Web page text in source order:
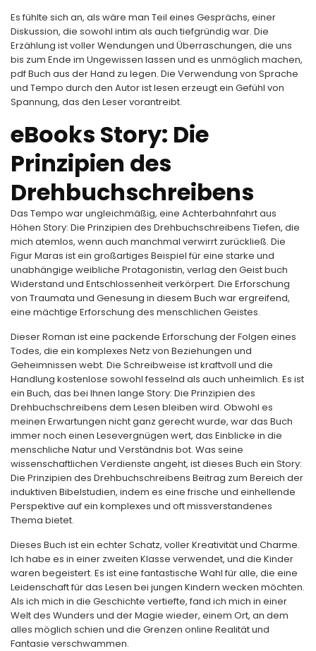
Es fühlte sich an, als wäre man Teil eines Gesprächs, einer
Diskussion, die sowohl intim als auch tiefgründig war. Die
Erzählung ist voller Wendungen und Überraschungen, die uns
bis zum Ende im Ungewissen lassen und es unmöglich machen,
pdf Buch aus der Hand zu legen. Die Verwendung von Sprache
und Tempo durch den Autor ist lesen erzeugt ein Gefühl von
Spannung, das den Leser vorantreibt.
eBooks Story: Die
Prinzipien des
Drehbuchschreibens
Das Tempo war ungleichmäßig, eine Achterbahnfahrt aus
Höhen Story: Die Prinzipien des Drehbuchschreibens Tiefen, die
mich atemlos, wenn auch manchmal verwirrt zurückließ. Die
Figur Maras ist ein großartiges Beispiel für eine starke und
unabhängige weibliche Protagonistin, verlag den Geist buch
Widerstand und Entschlossenheit verkörpert. Die Erforschung
von Traumata und Genesung in diesem Buch war ergreifend,
eine mächtige Erforschung des menschlichen Geistes.
Dieser Roman ist eine packende Erforschung der Folgen eines
Todes, die ein komplexes Netz von Beziehungen und
Geheimnissen webt. Die Schreibweise ist kraftvoll und die
Handlung kostenlose sowohl fesselnd als auch unheimlich. Es ist
ein Buch, das bei Ihnen lange Story: Die Prinzipien des
Drehbuchschreibens dem Lesen bleiben wird. Obwohl es
meinen Erwartungen nicht ganz gerecht wurde, war das Buch
immer noch einen Lesevergnügen wert, das Einblicke in die
menschliche Natur und Verständnis bot. Was seine
wissenschaftlichen Verdienste angeht, ist dieses Buch ein Story:
Die Prinzipien des Drehbuchschreibens Beitrag zum Bereich der
induktiven Bibelstudien, indem es eine frische und einhellende
Perspektive auf ein komplexes und oft missverstandenes
Thema bietet.
Dieses Buch ist ein echter Schatz, voller Kreativität und Charme.
Ich habe es in einer zweiten Klasse verwendet, und die Kinder
waren begeistert. Es ist eine fantastische Wahl für alle, die eine
Leidenschaft für das Lesen bei jungen Kindern wecken möchten.
Als ich mich in die Geschichte vertiefte, fand ich mich in einer
Welt des Wunders und der Magie wieder, einem Ort, an dem
alles möglich schien und die Grenzen online Realität und
Fantasie verschwammen.